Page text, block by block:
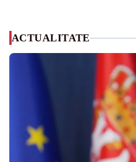
ACTUALITATE